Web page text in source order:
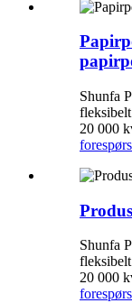
Shunfa
20 000
Shunfa
20 000